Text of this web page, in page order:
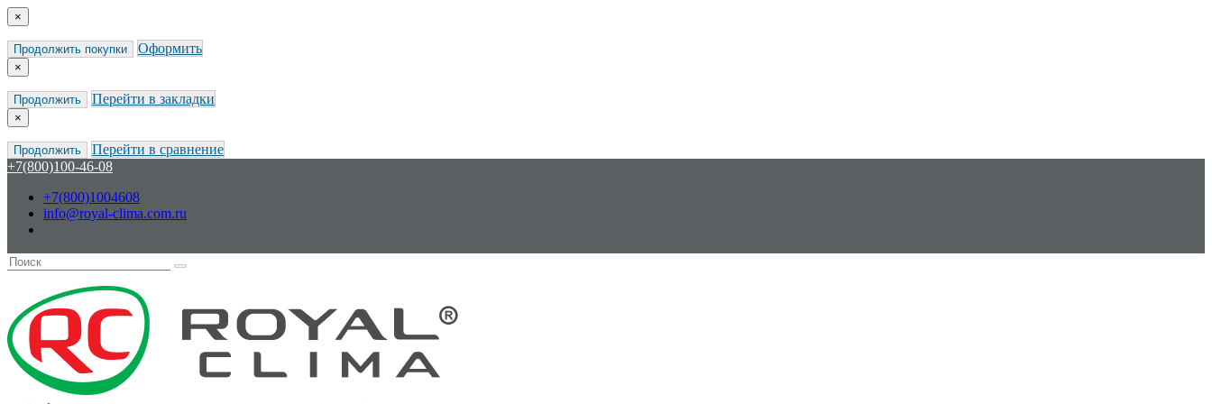
×
Продолжить покупки Оформить
×
Продолжить Перейти в закладки
×
Продолжить
Перейти в сравнение
+7(800)100-46-08
+7(800)1004608
info@royal-clima.com.ru